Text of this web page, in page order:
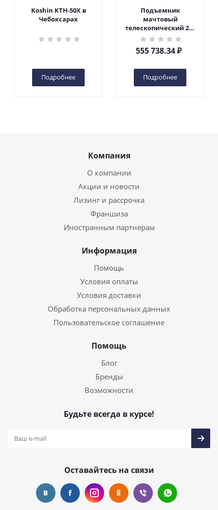
Koshin KTH-50X в
Чебоксарах
Подробнее
Подъемник
мачтовый
телескопический 200
кг 6 м TOR GTWY6-200S
DC 2-мачтовый
(автономный) (G) в
555 738.34₽
Подробнее
Компания
О компании
Акции и новости
Лизинг и рассрочка
Франшиза
Иностранным партнерам
Информация
Помощь
Условия оплаты
Условия доставки
Обработка персональных данных
Пользовательское соглашение
Помощь
Блог
Бренды
Возможности
Будьте всегда в курсе!
Оставайтесь на связи